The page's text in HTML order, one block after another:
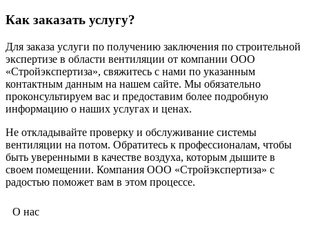
Как заказать услугу?
Для заказа услуги по получению заключения по строительной
экспертизе в области вентиляции от компании ООО
«Стройэкспертиза», свяжитесь с нами по указанным
контактным данным на нашем сайте. Мы обязательно
проконсультируем вас и предоставим более подробную
информацию о наших услугах и ценах.
Не откладывайте проверку и обслуживание системы
вентиляции на потом. Обратитесь к профессионалам, чтобы
быть уверенными в качестве воздуха, которым дышите в
своем помещении. Компания ООО «Стройэкспертиза» с
радостью поможет вам в этом процессе.
О нас